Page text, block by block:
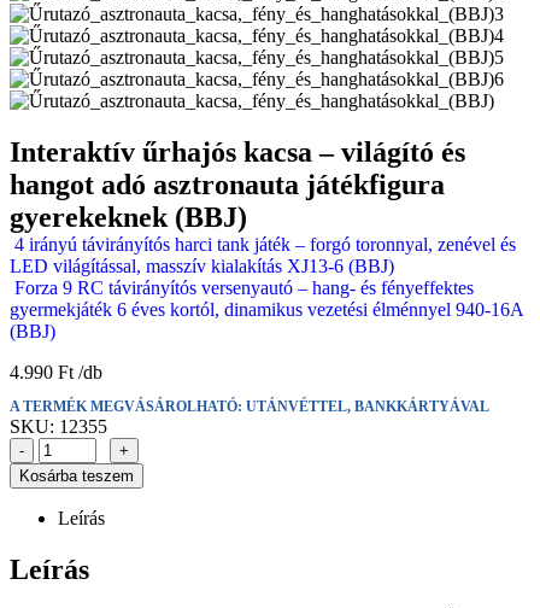
Interaktív űrhajós kacsa – világító és
hangot adó asztronauta játékfigura
gyerekeknek (BBJ)
4 irányú távirányítós harci tank játék – forgó toronnyal, zenével és
LED világítással, masszív kialakítás XJ13-6 (BBJ)
Forza 9 RC távirányítós versenyautó – hang- és fényeffektes
gyermekjáték 6 éves kortól, dinamikus vezetési élménnyel 940-16A
(BBJ)
4.990 Ft
A TERMÉK MEGVÁSÁROLHATÓ: UTÁNVÉTTEL, BANKKÁRTYÁVAL
SKU: 12355
-
+
Kosárba teszem
Leírás
Leírás